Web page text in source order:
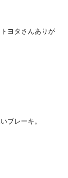
ヨタさんありが
ブレーキ。